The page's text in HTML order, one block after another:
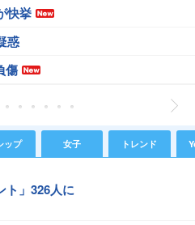
快挙
惑
傷
ップ 女子 トレンド
ト」326人に